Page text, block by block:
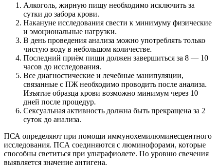
Алкоголь, жирную пищу необходимо исключить за
сутки до забора крови.
Накануне исследования свести к минимуму физические
и эмоциональные нагрузки.
В день проведения анализа можно употреблять только
чистую воду в небольшом количестве.
Последний приём пищи должен завершиться за 8 — 10
часов до исследования.
Все диагностические и лечебные манипуляции,
связанные с ПЖ необходимо проводить после анализа.
Изъятие образца крови возможно минимум через 10
дней после процедур.
Сексуальная активность должна быть прекращена за 2
суток до анализа.
ПСА определяют при помощи иммунохемилюминесцентного
исследования. ПСА соединяются с люминофорами, которые
способны светиться при ультрафиолете. По уровню свечения
выявляется значение антигена.